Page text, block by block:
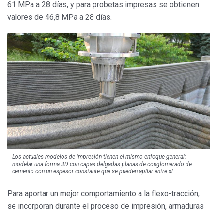
61 MPa a 28 días, y para probetas impresas se obtienen
valores de 46,8 MPa a 28 días.
Los actuales modelos de impresión tienen el mismo enfoque general:
modelar una forma 3D con capas delgadas planas de conglomerado de
cemento con un espesor constante que se pueden apilar entre sí.
Para aportar un mejor comportamiento a la flexo-tracción,
se incorporan durante el proceso de impresión, armaduras